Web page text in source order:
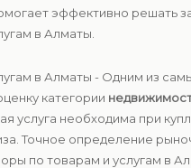
эффективно решать
в Алматы.
в Алматы - Одним из
категории
услуга необходима при
Точное определение
по товарам и услугам в